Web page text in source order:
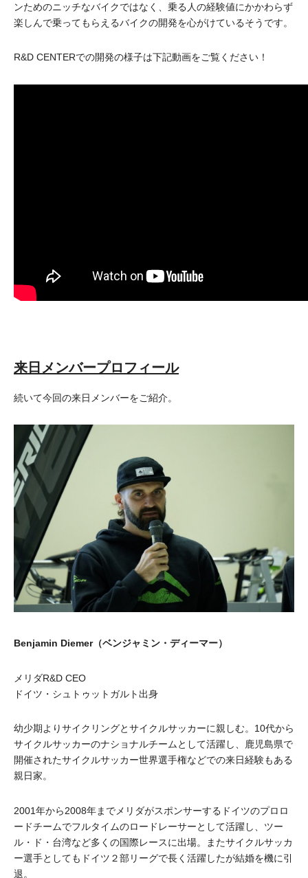
ンためのニッチなバイクではなく、乗る人の経験値にかかわらず
楽しんで乗ってもらえるバイクの開発を心がけているそうです。
R&D CENTERでの開発の様子は下記動画をご覧ください！
来日メンバープロフィール
続いて今回の来日メンバーをご紹介。
Benjamin Diemer（ベンジャミン・ディーマー）
メリダR&D CEO
ドイツ・シュトゥットガルト出身
幼少期よりサイクリングとサイクルサッカーに親しむ。10代から
サイクルサッカーのナショナルチームとして活躍し、鹿児島県で
開催されたサイクルサッカー世界選手権などでの来日経験もある
親日家。
2001年から2008年までメリダがスポンサーするドイツのプロロ
ードチームでフルタイムのロードレーサーとして活躍し、ツー
ル・ド・台湾など多くの国際レースに出場。またサイクルサッカ
ー選手としてもドイツ２部リーグで長く活躍したが結婚を機に引
退。